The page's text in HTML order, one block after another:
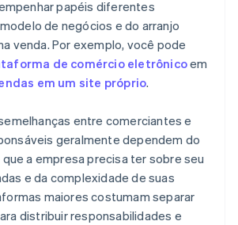
papéis diferentes
de negócios e do arranjo
venda. Por exemplo, você pode
de comércio eletrônicoem
em um site próprio.
entre comerciantes e
geralmente dependem do
a empresa precisa ter sobre seu
e da complexidade de suas
maiores costumam separar
distribuir responsabilidades e